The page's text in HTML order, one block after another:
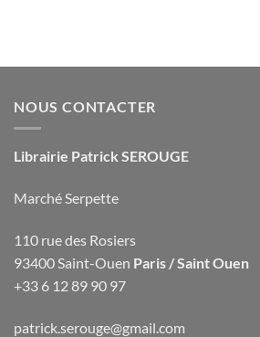
NOUS CONTACTER
Librairie Patrick SEROUGE
Marché Serpette
110 rue des Rosiers
93400 Saint-Ouen Paris / Saint Ouen
+33 6 12 89 90 97
patrick.serouge@gmail.com